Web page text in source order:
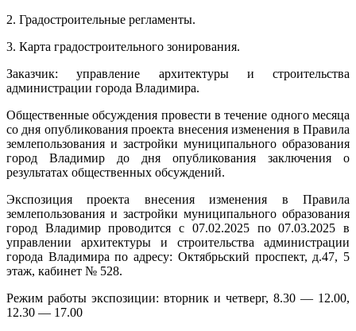
2. Градостроительные регламенты.
3. Карта градостроительного зонирования.
Заказчик: управление архитектуры и строительства
администрации города Владимира.
Общественные обсуждения провести в течение одного месяца
со дня опубликования проекта внесения изменения в Правила
землепользования и застройки муниципального образования
город Владимир до дня опубликования заключения о
результатах общественных обсуждений.
Экспозиция проекта внесения изменения в Правила
землепользования и застройки муниципального образования
город Владимир проводится с 07.02.2025 по 07.03.2025 в
управлении архитектуры и строительства администрации
города Владимира по адресу: Октябрьский проспект, д.47, 5
этаж, кабинет № 528.
Режим работы экспозиции: вторник и четверг, 8.30 — 12.00,
12.30 — 17.00